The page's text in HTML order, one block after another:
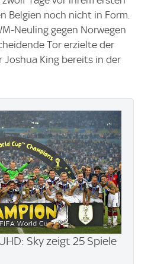
Belgien noch nicht in Form.
Neuling gegen Norwegen
Tor erzielte der
Joshua King bereits in der
Sky zeigt 25 Spiele